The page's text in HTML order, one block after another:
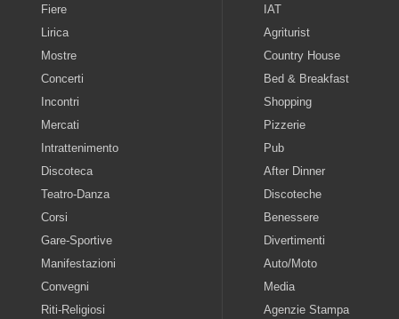
Fiere
Lirica
Mostre
Concerti
Incontri
Mercati
Intrattenimento
Discoteca
Teatro-Danza
Corsi
Gare-Sportive
Manifestazioni
Convegni
Riti-Religiosi
IAT
Agriturist
Country House
Bed & Breakfast
Shopping
Pizzerie
Pub
After Dinner
Discoteche
Benessere
Divertimenti
Auto/Moto
Media
Agenzie Stampa